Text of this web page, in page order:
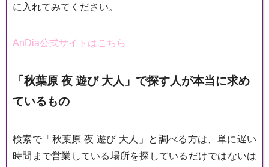
に入れてみてください。
AnDia公式サイトはこちら
「秋葉原 夜 遊び 大人」で探す人が本当に求め
ているもの
検索で「秋葉原 夜 遊び 大人」と調べる方は、単に遅い
時間まで営業している場所を探しているだけではないは